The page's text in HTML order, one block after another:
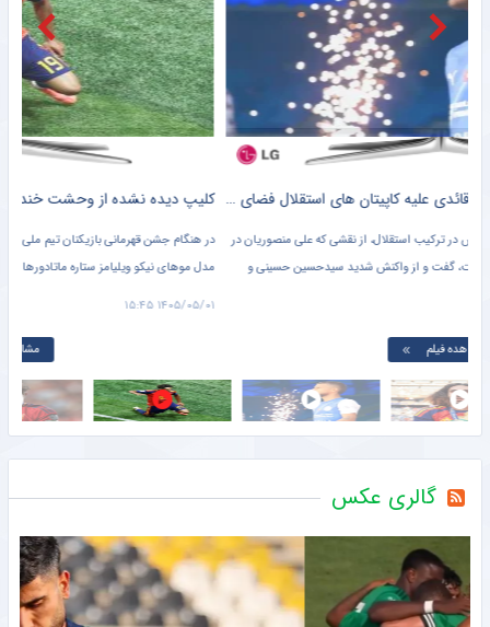
خبرورزشی ویدیو| معارفه‌ پرشور و در حد مسی و رونالدو برای این بازیکن!
خبرورزشی مرد و حرفش! ستاره‌های اسپانیا یکی یکی به قول خود عمل می‌کنند +عکس
خبرگزاری تابناک بازیکن استقلال در لیست سیاه تیم ملی؛ خودسری کار دست ملی‌پوش آبی‌ها داد
خبرگزاری میزان مدیرعامل پرسپولیس سفیر افتخاری چوگان شد
مشرق نیوز دشان از دست عربستان فرار کرد
خبرگزاری دانشجو جیانی اینفانتینو عذرخواهی کرد اما حاضر به استعفا نشد!
خبرورزشی ادعای سرپرست استقلال: در آن دربی معروف از ما خواستند جلوی پرسپولیس آرام‌تر بازی کنیم!
خبرورزشی اگر رضاییان را نگه می‌داشتیم، رختکن استقلال به هم می‌ریخت/ شاید پرسپولیس می‌خواهد یک سلطانی‌فر جدید بسازد!
خبرورزشی ویدیو| خلاصه بازی میلان ۱ – اینتر ۱/ دربی در پرث!